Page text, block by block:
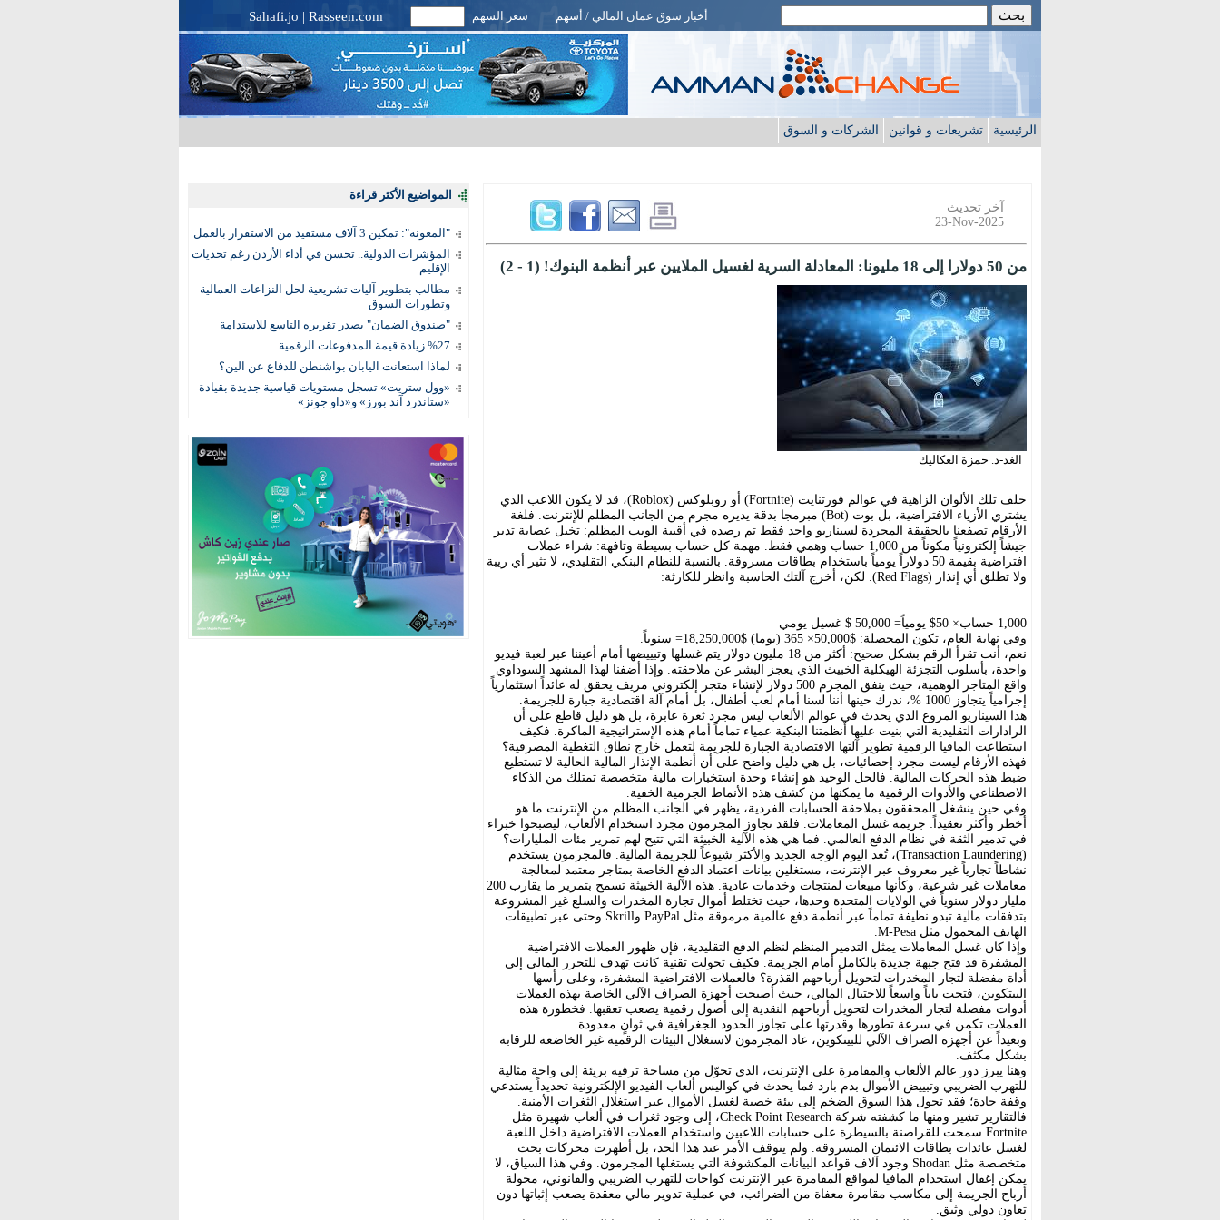
أخبار سوق عمان المالي / أسهم سعر السهم Sahafi.jo | Rasseen.com
الرئيسية تشريعات و قوانين الشركات و السوق
المواضيع الأكثر قراءة
"المعونة": تمكين 3 آلاف مستفيد من الاستقرار بالعمل
المؤشرات الدولية.. تحسن في أداء الأردن رغم تحديات
الإقليم
مطالب بتطوير آليات تشريعية لحل النزاعات العمالية
وتطورات السوق
"صندوق الضمان" يصدر تقريره التاسع للاستدامة
%27 زيادة قيمة المدفوعات الرقمية
لماذا استعانت اليابان بواشنطن للدفاع عن الين؟
«وول ستريت» تسجل مستويات قياسية جديدة بقيادة
«ستاندرد آند بورز» و«داو جونز»
آخر تحديث
23-Nov-2025
من 50 دولارا إلى 18 مليونا: المعادلة السرية لغسيل الملايين عبر أنظمة البنوك! (1 - 2)
الغد-د. حمزة العكاليك
خلف تلك الألوان الزاهية في عوالم فورتنايت (Fortnite) أو روبلوكس (Roblox)، قد لا يكون اللاعب الذي
يشتري الأزياء الافتراضية، بل بوت (Bot) مبرمجا بدقة يديره مجرم من الجانب المظلم للإنترنت. فلغة
الأرقام تصفعنا بالحقيقة المجردة لسيناريو واحد فقط تم رصده في أقبية الويب المظلم: تخيل عصابة تدير
جيشاً إلكترونياً مكوناً من 1,000 حساب وهمي فقط. مهمة كل حساب بسيطة وتافهة: شراء عملات
افتراضية بقيمة 50 دولاراً يومياً باستخدام بطاقات مسروقة. بالنسبة للنظام البنكي التقليدي، لا تثير أي ريبة
ولا تطلق أي إنذار (Red Flags). لكن، أخرج آلتك الحاسبة وانظر للكارثة:
1,000 حساب× 50$ يومياً= 50,000 $ غسيل يومي
وفي نهاية العام، تكون المحصلة: $50,000× 365 (يوما) $18,250,000= سنوياً.
نعم، أنت تقرأ الرقم بشكل صحيح: أكثر من 18 مليون دولار يتم غسلها وتبييضها أمام أعيننا عبر لعبة فيديو
واحدة، بأسلوب التجزئة الهيكلية الخبيث الذي يعجز البشر عن ملاحقته. وإذا أضفنا لهذا المشهد السوداوي
واقع المتاجر الوهمية، حيث ينفق المجرم 500 دولار لإنشاء متجر إلكتروني مزيف يحقق له عائداً استثمارياً
إجرامياً يتجاوز 1000 %، ندرك حينها أننا لسنا أمام لعب أطفال، بل أمام آلة اقتصادية جبارة للجريمة.
هذا السيناريو المروع الذي يحدث في عوالم الألعاب ليس مجرد ثغرة عابرة، بل هو دليل قاطع على أن
الرادارات التقليدية التي بنيت عليها أنظمتنا البنكية عمياء تماماً أمام هذه الإستراتيجية الماكرة. فكيف
استطاعت المافيا الرقمية تطوير آلتها الاقتصادية الجبارة للجريمة لتعمل خارج نطاق التغطية المصرفية؟
فهذه الأرقام ليست مجرد إحصائيات، بل هي دليل واضح على أن أنظمة الإنذار المالية الحالية لا تستطيع
ضبط هذه الحركات المالية. فالحل الوحيد هو إنشاء وحدة استخبارات مالية متخصصة تمتلك من الذكاء
الاصطناعي والأدوات الرقمية ما يمكنها من كشف هذه الأنماط الجرمية الخفية.
وفي حين ينشغل المحققون بملاحقة الحسابات الفردية، يظهر في الجانب المظلم من الإنترنت ما هو
أخطر وأكثر تعقيداً: جريمة غسل المعاملات. فلقد تجاوز المجرمون مجرد استخدام الألعاب، ليصبحوا خبراء
في تدمير الثقة في نظام الدفع العالمي. فما هي هذه الآلية الخبيثة التي تتيح لهم تمرير مئات المليارات؟
(Transaction Laundering)، تُعد اليوم الوجه الجديد والأكثر شيوعاً للجريمة المالية. فالمجرمون يستخدم
نشاطاً تجارياً غير معروف عبر الإنترنت، مستغلين بيانات اعتماد الدفع الخاصة بمتاجر معتمد لمعالجة
معاملات غير شرعية، وكأنها مبيعات لمنتجات وخدمات عادية. هذه الآلية الخبيثة تسمح بتمرير ما يقارب 200
مليار دولار سنوياً في الولايات المتحدة وحدها، حيث تختلط أموال تجارة المخدرات والسلع غير المشروعة
بتدفقات مالية تبدو نظيفة تماماً عبر أنظمة دفع عالمية مرموقة مثل PayPal وSkrill وحتى عبر تطبيقات
الهاتف المحمول مثل M-Pesa.
وإذا كان غسل المعاملات يمثل التدمير المنظم لنظم الدفع التقليدية، فإن ظهور العملات الافتراضية
المشفرة قد فتح جبهة جديدة بالكامل أمام الجريمة. فكيف تحولت تقنية كانت تهدف للتحرر المالي إلى
أداة مفضلة لتجار المخدرات لتحويل أرباحهم القذرة؟ فالعملات الافتراضية المشفرة، وعلى رأسها
البيتكوين، فتحت باباً واسعاً للاحتيال المالي، حيث أصبحت أجهزة الصراف الآلي الخاصة بهذه العملات
أدوات مفضلة لتجار المخدرات لتحويل أرباحهم النقدية إلى أصول رقمية يصعب تعقبها. فخطورة هذه
العملات تكمن في سرعة تطورها وقدرتها على تجاوز الحدود الجغرافية في ثوانٍ معدودة.
وبعيداً عن أجهزة الصراف الآلي للبيتكوين، عاد المجرمون لاستغلال البيئات الرقمية غير الخاضعة للرقابة
بشكل مكثف.
وهنا يبرز دور عالم الألعاب والمقامرة على الإنترنت، الذي تحوّل من مساحة ترفيه بريئة إلى واحة مثالية
للتهرب الضريبي وتبييض الأموال بدم بارد فما يحدث في كواليس ألعاب الفيديو الإلكترونية تحديداً يستدعي
وقفة جادة؛ فقد تحول هذا السوق الضخم إلى بيئة خصبة لغسل الأموال عبر استغلال الثغرات الأمنية.
فالتقارير تشير ومنها ما كشفته شركة Check Point Research، إلى وجود ثغرات في ألعاب شهيرة مثل
Fortnite سمحت للقراصنة بالسيطرة على حسابات اللاعبين واستخدام العملات الافتراضية داخل اللعبة
لغسل عائدات بطاقات الائتمان المسروقة. ولم يتوقف الأمر عند هذا الحد، بل أظهرت محركات بحث
متخصصة مثل Shodan وجود آلاف قواعد البيانات المكشوفة التي يستغلها المجرمون. وفي هذا السياق، لا
يمكن إغفال استخدام المافيا لمواقع المقامرة عبر الإنترنت كواحات للتهرب الضريبي والقانوني، محولة
أرباح الجريمة إلى مكاسب مقامرة معفاة من الضرائب، في عملية تدوير مالي معقدة يصعب إثباتها دون
تعاون دولي وثيق.